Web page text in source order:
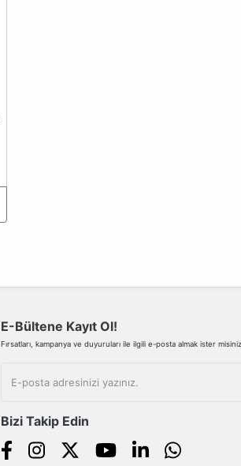
E-Bültene Kayıt Ol!
Fırsatları, kampanya ve duyuruları ile ilgili e-posta almak ister
Bizi Takip Edin